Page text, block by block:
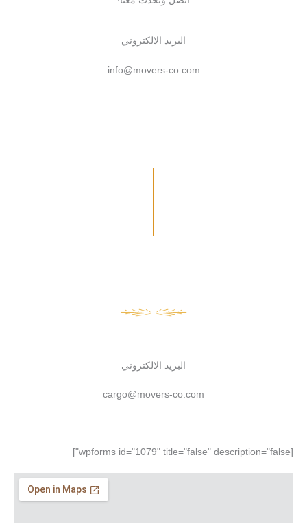
البريد الالكتروني
info@movers-co.com
البريد الالكتروني
cargo@movers-co.com
[wpforms id="1079" title="false" description="false"]